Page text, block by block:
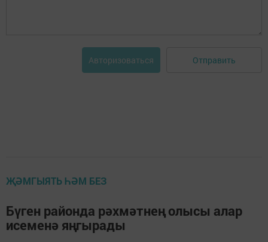
Авторизоваться Отправить
ҖӘМГЫЯТЬ ҺӘМ БЕЗ
Бүген районда рәхмәтнең олысы алар
исеменә яңгырады